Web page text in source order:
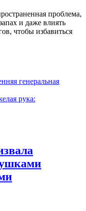
проблема,
и даже влиять
чтобы избавиться
генеральная
рука: